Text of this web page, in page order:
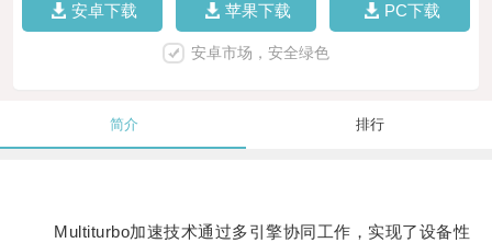
安卓下载 苹果下载 PC下载
安卓市场，安全绿色
简介 排行
Multiturbo加速技术通过多引擎协同工作，实现了设备性